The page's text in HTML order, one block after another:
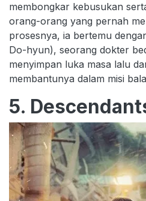
membongkar kebusukan
orang-orang yang pernah
prosesnya, ia bertemu
Do-hyun), seorang dokter
menyimpan luka masa lalu
membantunya dalam misi
5.